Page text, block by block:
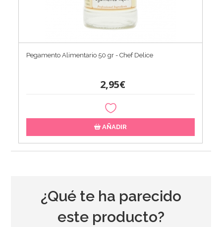
Pegamento Alimentario 50 gr - Chef Delice
2,95€
AÑADIR
¿Qué te ha parecido
este producto?